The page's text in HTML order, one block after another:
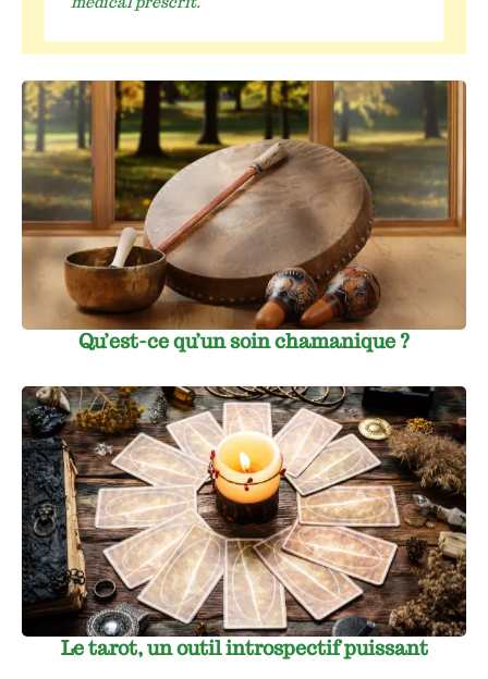
Qu’est-ce qu’un soin chamanique ?
Le tarot, un outil introspectif puissant